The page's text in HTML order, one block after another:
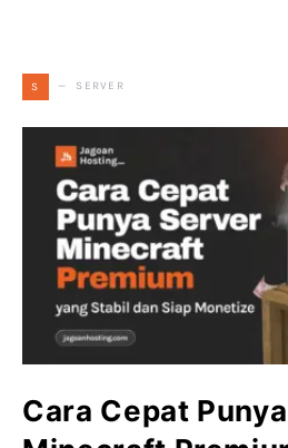
S SERVER
Cara Cepat